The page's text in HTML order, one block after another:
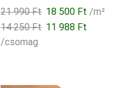
21 990Ft Original
price
18 500 Ft Current
/m²
14 250Ft 11 988 Ft
/csomag